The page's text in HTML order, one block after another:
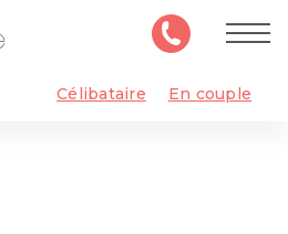
Célibataire En couple